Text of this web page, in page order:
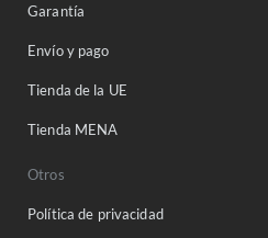
Garantía
Envío y pago
Tienda de la UE
Tienda MENA
Otros
Política de privacidad